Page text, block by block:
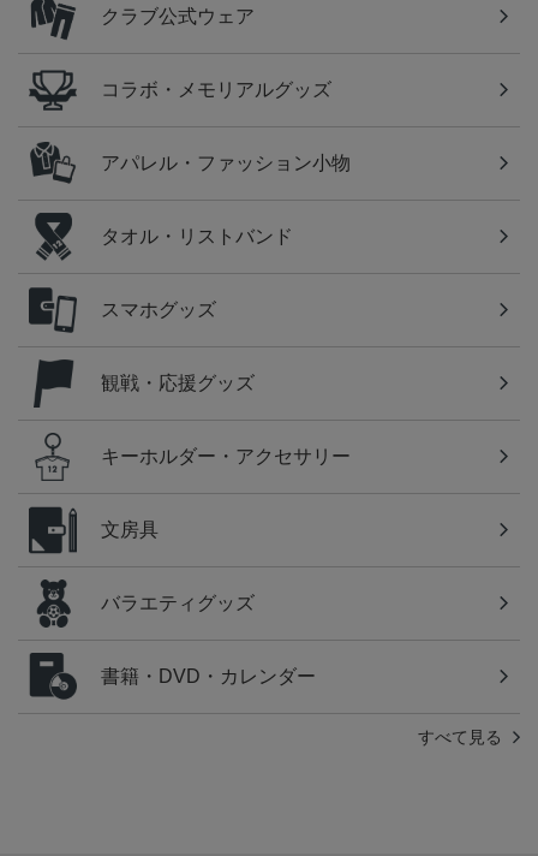
クラブ公式ウェア
コラボ・メモリアルグッズ
アパレル・ファッション小物
タオル・リストバンド
スマホグッズ
観戦・応援グッズ
キーホルダー・アクセサリー
文房具
バラエティグッズ
書籍・DVD・カレンダー
すべて見る